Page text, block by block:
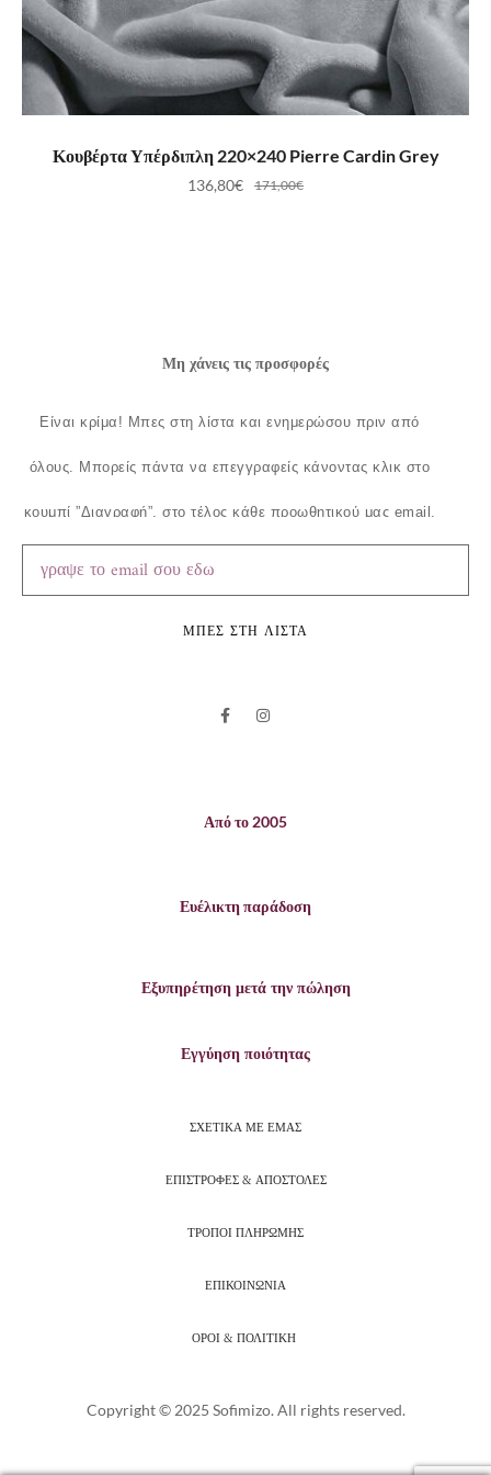
ΠΡΟΣΘΉΚΗ ΣΤΟ ΚΑΛΆΘΙ
Κουβέρτα Υπέρδιπλη 220×240 Pierre Cardin Grey
171,00€
136,80€
Μη χάνεις τις προσφορές
Είναι κρίμα! Μπες στη λίστα και ενημερώσου πριν από
όλους. Μπορείς πάντα να επεγγραφείς κάνοντας κλικ στο
κουμπί ”Διαγραφή”, στο τέλος κάθε προωθητικού μας email.
ΜΠΕΣ ΣΤΗ ΛΙΣΤΑ
Από το 2005
Ευέλικτη παράδοση
Εξυπηρέτηση μετά την πώληση
Εγγύηση ποιότητας
ΣΧΕΤΙΚΑ ΜΕ ΕΜΑΣ
ΕΠΙΣΤΡΟΦΕΣ & ΑΠΟΣΤΟΛΕΣ
ΤΡΟΠΟΙ ΠΛΗΡΩΜΗΣ
ΕΠΙΚΟΙΝΩΝΙΑ
ΟΡΟΙ & ΠΟΛΙΤΙΚΗ
Copyright © 2025 Sofimizo. All rights reserved.